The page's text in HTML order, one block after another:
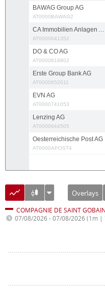
BAWAG Group AG
AT0000BAWAG2
CA Immobilien Anlagen AG
AT0000641352
DO & CO AG
AT0000818802
Erste Group Bank AG
AT0000652011
EVN AG
AT0000741053
Lenzing AG
AT0000644505
Oesterreichische Post AG
AT0000APOST4
Overlays
COMPAGNIE DE SAINT
07/08/2026 - 07/08/2026(1m |